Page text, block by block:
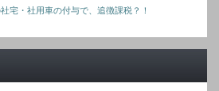
宅・社用車の付与で、追徴課税？！